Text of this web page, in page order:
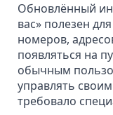
Обновлённый
вас» полезен
номеров,
появляться на
обычным
управлять
требовало